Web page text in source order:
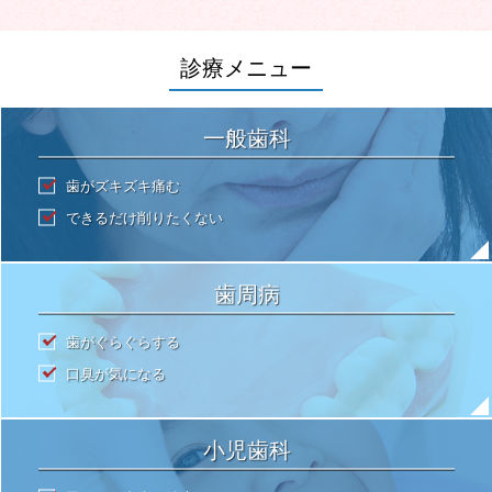
診療メニュー
一般歯科
歯がズキズキ痛む
できるだけ削りたくない
歯周病
歯がぐらぐらする
口臭が気になる
小児歯科